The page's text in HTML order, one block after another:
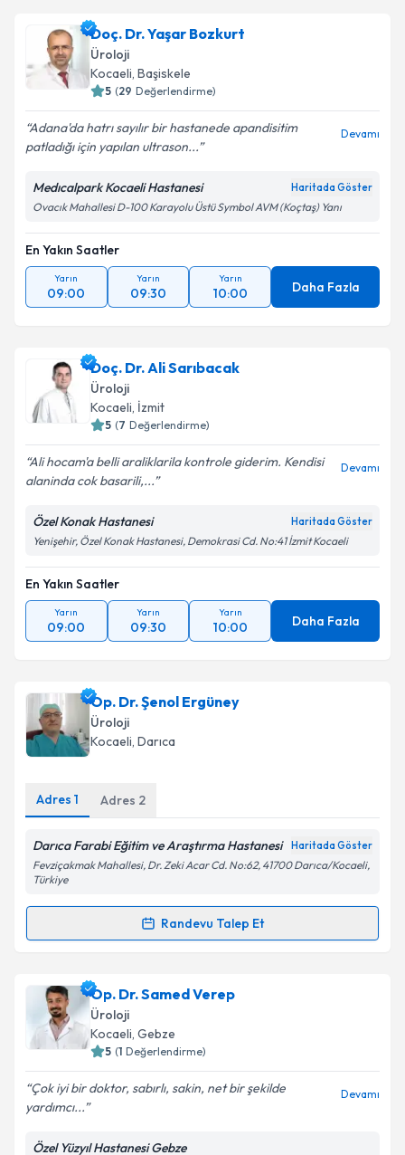
Doç. Dr. Yaşar Bozkurt
Üroloji
Kocaeli, Başiskele
5 (29 Değerlendirme)
Adana'da hatrı sayılır bir hastanede apandisitim
patladığı için yapılan ultrason...
Devamı
Medıcalpark Kocaeli Hastanesi Haritada Göster
Ovacık Mahallesi D-100 Karayolu Üstü Symbol AVM (Koçtaş) Yanı
En Yakın Saatler
Yarın
09:00
Yarın
09:30
Yarın
10:00 Daha Fazla
Doç. Dr. Ali Sarıbacak
Üroloji
Kocaeli, İzmit
5 (7 Değerlendirme)
Ali hocam'a belli araliklarila kontrole giderim. Kendisi
alaninda cok basarili,...
Devamı
Özel Konak Hastanesi Haritada Göster
Yenişehir, Özel Konak Hastanesi, Demokrasi Cd. No:41 İzmit Kocaeli
En Yakın Saatler
Yarın
09:00
Yarın
09:30
Yarın
10:00 Daha Fazla
Op. Dr. Şenol Ergüney
Üroloji
Kocaeli, Darıca
Adres 1 Adres 2
Darıca Farabi Eğitim ve Araştırma Hastanesi Haritada Göster
Fevziçakmak Mahallesi, Dr. Zeki Acar Cd. No:62, 41700 Darıca/Kocaeli,
Türkiye
Randevu Talep Et
Randevu Takvimi Talebi
Op. Dr. Şenol Ergüneyiçin randevu takvimi talebi
oluşturun. Size bu uzmandan randevu almanız için bir
takvim hazırlandığında e-posta ile bilgilendireceğiz.
Op. Dr. Samed Verep
Üroloji
Kocaeli, Gebze
5 (1 Değerlendirme)
Çok iyi bir doktor, sabırlı, sakin, net bir şekilde
yardımcı...
Devamı
Özel Yüzyıl Hastanesi Gebze